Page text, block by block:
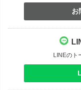
お
LINEのト